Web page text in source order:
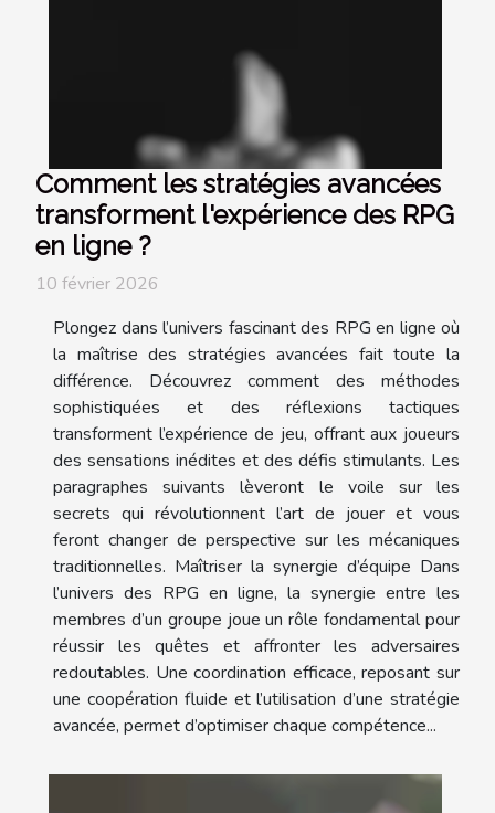
Comment les stratégies avancées
transforment l'expérience des RPG
en ligne ?
10 février 2026
Plongez dans l’univers fascinant des RPG en ligne où
la maîtrise des stratégies avancées fait toute la
différence. Découvrez comment des méthodes
sophistiquées et des réflexions tactiques
transforment l’expérience de jeu, offrant aux joueurs
des sensations inédites et des défis stimulants. Les
paragraphes suivants lèveront le voile sur les
secrets qui révolutionnent l’art de jouer et vous
feront changer de perspective sur les mécaniques
traditionnelles. Maîtriser la synergie d’équipe Dans
l’univers des RPG en ligne, la synergie entre les
membres d’un groupe joue un rôle fondamental pour
réussir les quêtes et affronter les adversaires
redoutables. Une coordination efficace, reposant sur
une coopération fluide et l’utilisation d’une stratégie
avancée, permet d’optimiser chaque compétence...